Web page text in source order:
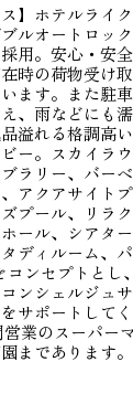
】ホテルライク
ルオートロッ
用。安心・安
時の荷物受け
ます。また駐
、雨などにも
溢れる格調高
ー。スカイラ
ラリー、バー
アクアサイト
プール、リラ
ール、シアタ
ディルーム、
ンセプトとし
ンシェルジュ
サポートして
業のスーパー
まであります。